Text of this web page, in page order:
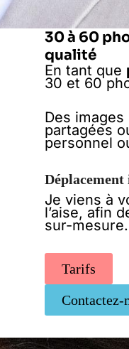
30 à 60
qualité
En tant que
30 et 60
Des
partagées
personnel
Je viens à
l’aise, afin
sur-mesure.
Tarifs
Contactez-